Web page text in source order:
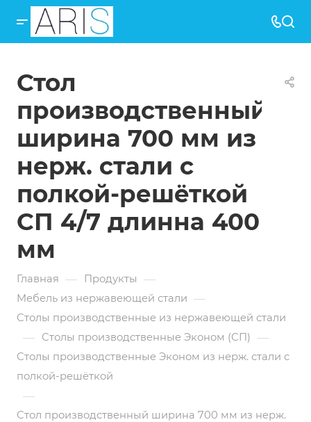
Стол
производственный
ширина 700 мм из
нерж. стали с
полкой-решёткой
СП 4/7 длинна 400
мм
Главная — Продукты —
Мебель из нержавеющей стали —
Столы производственные из нержавеющей стали
— Столы производственные Эконом (СП) —
Столы производственные Эконом из нерж. стали с
полкой-решёткой
—
Стол производственный ширина 700 мм из нерж.